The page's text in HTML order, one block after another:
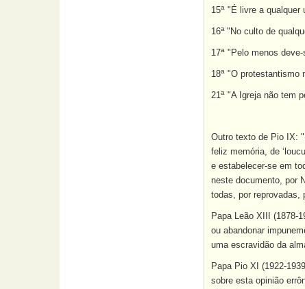
15a "É livre a qualquer
16a "No culto de
17a "Pelo menos
18a "O protestantismo
21a "A Igreja não tem
Outro texto de Pio IX:
feliz memória, de
e estabelecer-se em
neste documento, por
todas, por reprovadas,
Papa Leão XIII (1878-
ou abandonar
uma escravidão da
Papa Pio XI (1922-
sobre esta opinião